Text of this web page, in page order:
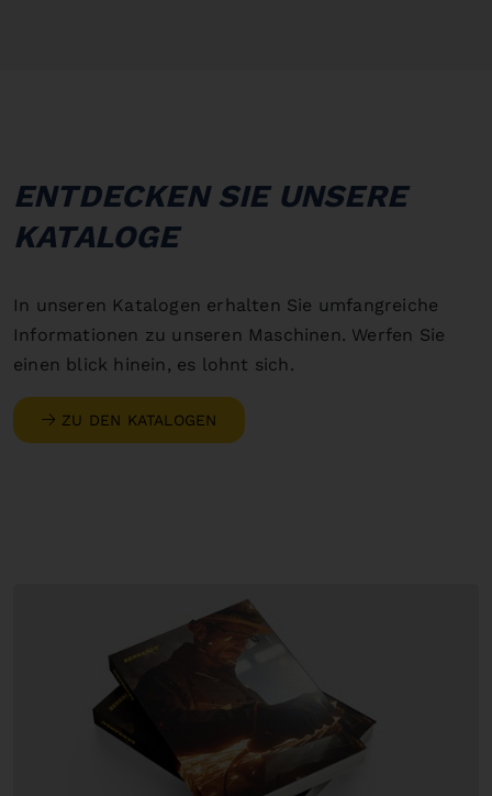
ENTDECKEN SIE UNSERE
KATALOGE
In unseren Katalogen erhalten Sie umfangreiche
Informationen zu unseren Maschinen. Werfen Sie
einen blick hinein, es lohnt sich.
ZU DEN KATALOGEN